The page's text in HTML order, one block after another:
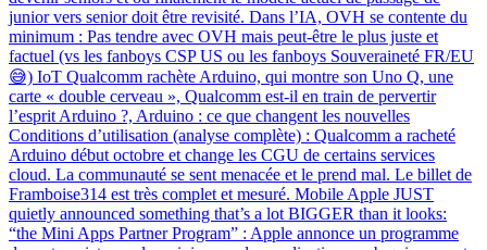
junior vers senior doit être revisité. Dans l’IA, OVH se contente du
minimum : Pas tendre avec OVH mais peut-être le plus juste et
factuel (vs les fanboys CSP US ou les fanboys Souveraineté FR/EU
😅) IoT Qualcomm rachète Arduino, qui montre son Uno Q, une
carte « double cerveau », Qualcomm est-il en train de pervertir
l’esprit Arduino ?, Arduino : ce que changent les nouvelles
Conditions d’utilisation (analyse complète) : Qualcomm a racheté
Arduino début octobre et change les CGU de certains services
cloud. La communauté se sent menacée et le prend mal. Le billet de
Framboise314 est très complet et mesuré. Mobile Apple JUST
quietly announced something that’s a lot BIGGER than it looks:
“the Mini Apps Partner Program” : Apple annonce un programme